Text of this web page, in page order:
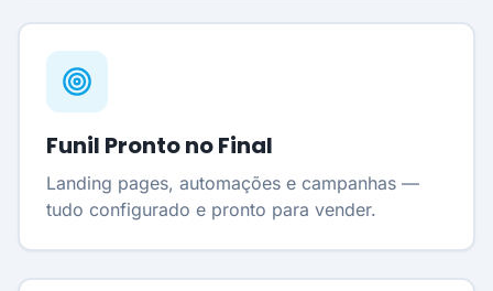
Funil Pronto no Final
Landing pages, automações e campanhas —
tudo configurado e pronto para vender.